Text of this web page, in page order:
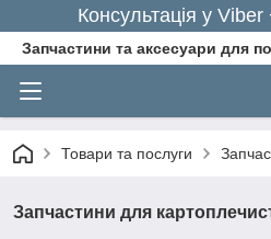
Консультація у
Запчастини та аксесуари для
Товари та послуги
Запчастини для